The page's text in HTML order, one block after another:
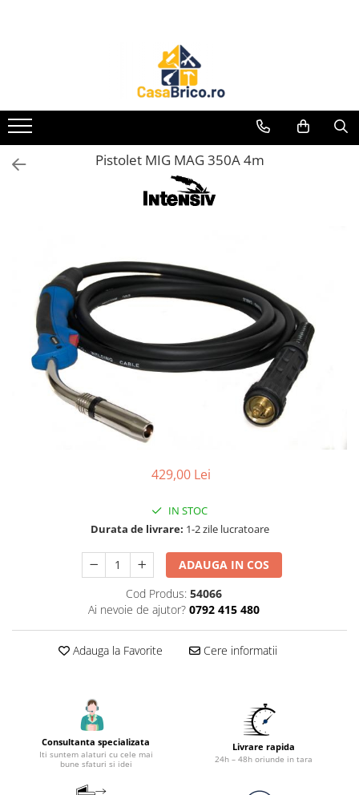
Aparate de sudura MMA invertor
(cu electrod)
Aparate de sudura MMA
transformator (cu electrod)
Aparate de sudura MIG-MAG (cu
Aparate de sudura in Puncte
Aparate de taiere cu Plasma
Aparate de tras tabla-tinichigerie
auto
Aparate de sudura cu laser
Accesorii sudura
Masti sudura
Sarma sudura MIG/MAG
Baghete si Electrozi sudura
Pistolete sudura MIG/MAG
Pistolete taiere cu plasma
Accesorii TIG/WIG
Accesorii taiere cu plasma
Accesorii tras tabla-tinichigerie
Butelii gaz
Reductoare presiune gaz
Pistolet MIG MAG 350A 4m
429,00 Lei
IN STOC
Durata de livrare: 1-2 zile lucratoare
ADAUGA IN COS
Cod Produs: 54066
Ai nevoie de ajutor? 0792 415 480
Adauga la Favorite Cere informatii
Consultanta specializata
Iti suntem alaturi cu cele mai
bune sfaturi si idei
Livrare rapida
24h – 48h oriunde in tara